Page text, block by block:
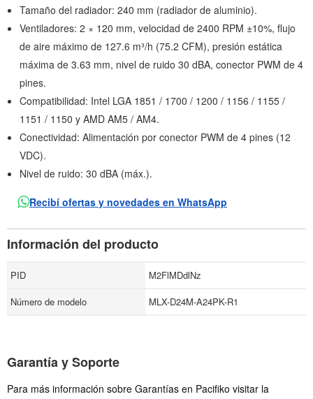
Tamaño del radiador: 240 mm (radiador de aluminio).
Ventiladores: 2 × 120 mm, velocidad de 2400 RPM ±10%, flujo
de aire máximo de 127.6 m³/h (75.2 CFM), presión estática
máxima de 3.63 mm, nivel de ruido 30 dBA, conector PWM de 4
pines.
Compatibilidad: Intel LGA 1851 / 1700 / 1200 / 1156 / 1155 /
1151 / 1150 y AMD AM5 / AM4.
Conectividad: Alimentación por conector PWM de 4 pines (12
VDC).
Nivel de ruido: 30 dBA (máx.).
Recibí ofertas y novedades en WhatsApp
Información del producto
PID
M2FlMDdlNz
Número de modelo
MLX-D24M-A24PK-R1
Garantía y Soporte
Para más información sobre Garantías en Pacifiko visitar la